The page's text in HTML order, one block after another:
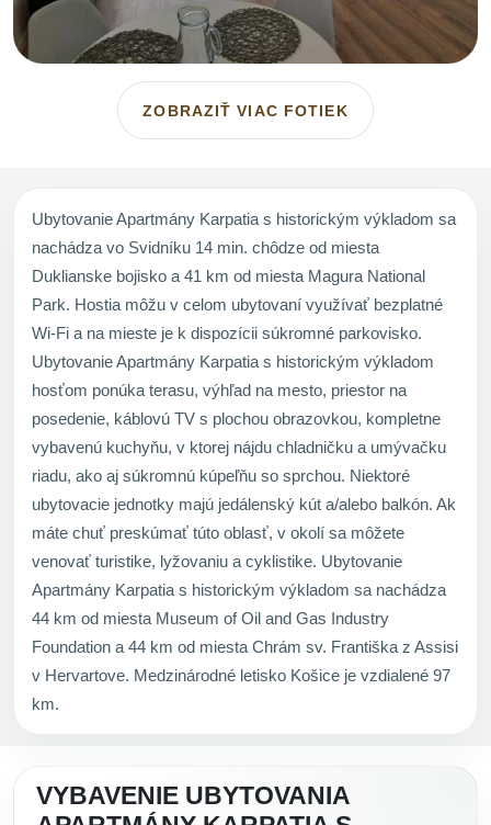
ZOBRAZIŤ VIAC FOTIEK
Ubytovanie Apartmány Karpatia s historickým výkladom sa
nachádza vo Svidníku 14 min. chôdze od miesta
Duklianske bojisko a 41 km od miesta Magura National
Park. Hostia môžu v celom ubytovaní využívať bezplatné
Wi-Fi a na mieste je k dispozícii súkromné parkovisko.
Ubytovanie Apartmány Karpatia s historickým výkladom
hosťom ponúka terasu, výhľad na mesto, priestor na
posedenie, káblovú TV s plochou obrazovkou, kompletne
vybavenú kuchyňu, v ktorej nájdu chladničku a umývačku
riadu, ako aj súkromnú kúpeľňu so sprchou. Niektoré
ubytovacie jednotky majú jedálenský kút a/alebo balkón. Ak
máte chuť preskúmať túto oblasť, v okolí sa môžete
venovať turistike, lyžovaniu a cyklistike. Ubytovanie
Apartmány Karpatia s historickým výkladom sa nachádza
44 km od miesta Museum of Oil and Gas Industry
Foundation a 44 km od miesta Chrám sv. Františka z Assisi
v Hervartove. Medzinárodné letisko Košice je vzdialené 97
km.
VYBAVENIE UBYTOVANIA